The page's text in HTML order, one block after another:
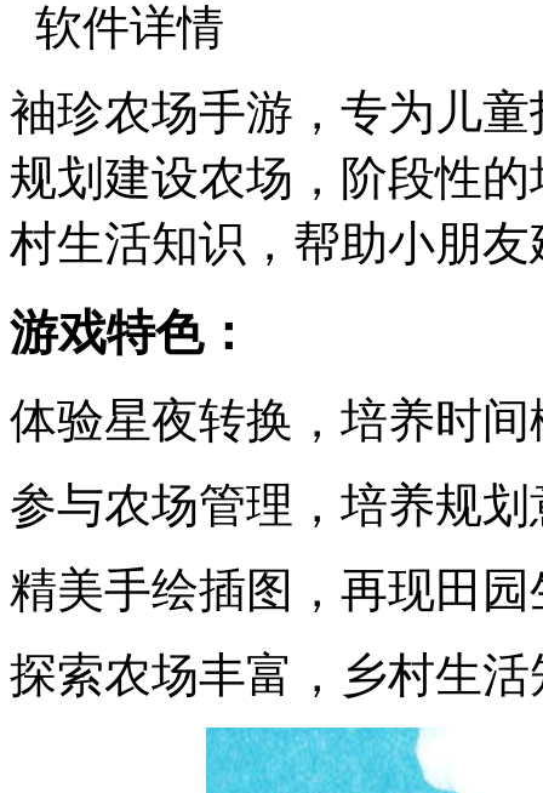
软件详情
袖珍农场手游，专为儿
规划建设农场，阶段性
村生活知识，帮助小朋
游戏特色：
体验星夜转换，培养时间
参与农场管理，培养规划
精美手绘插图，再现田园
探索农场丰富，乡村生活